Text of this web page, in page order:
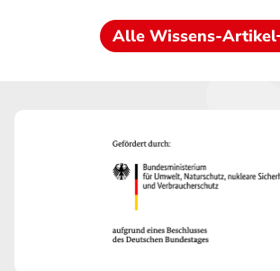
Alle Wissens-Artikel